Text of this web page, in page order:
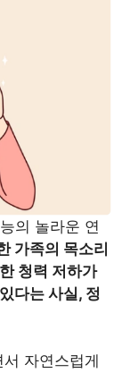
의 놀라운 연
가족의 목소리
청력 저하가
다는 사실, 정
자연스럽게